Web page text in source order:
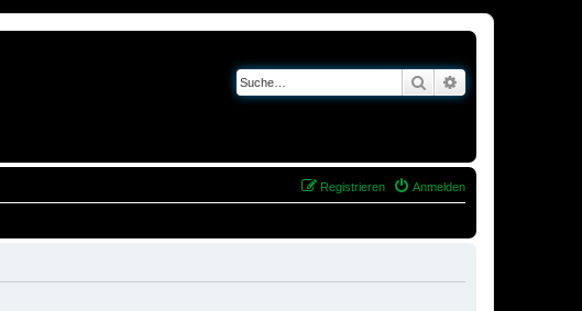
Suche
Anmelden
Registrieren